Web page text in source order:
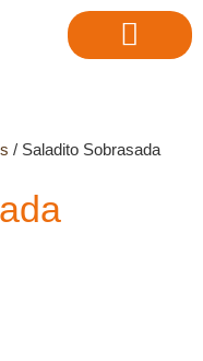
/ Saladito Sobrasada